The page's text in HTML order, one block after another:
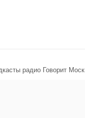
радио Говорит